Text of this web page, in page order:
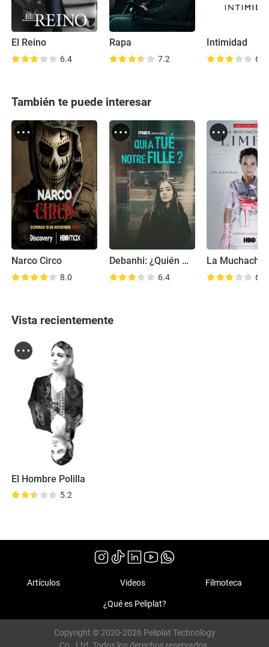
El Reino
6.4
Rapa
7.2
Intimidad
6.8
También te puede interesar
Narco Circo
8.0
Debanhi: ¿Quién mató a nuestra hija?
6.4 6.4
Vista recientemente
El Hombre Polilla
5.2
Artículos Videos Filmoteca
¿Qué es Peliplat?
Copyright © 2020-2026 Peliplat Technology
Co., Ltd. Todos los derechos reservados.